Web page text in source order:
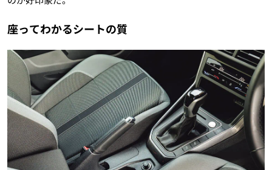
座ってわかるシートの質